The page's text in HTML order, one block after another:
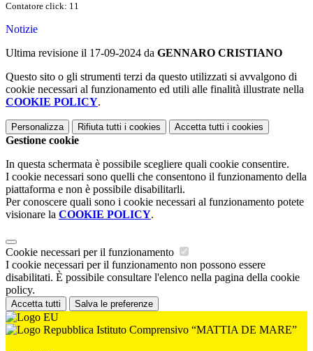
Contatore click: 11
Notizie
Ultima revisione il 17-09-2024 da GENNARO CRISTIANO
Questo sito o gli strumenti terzi da questo utilizzati si avvalgono di
cookie necessari al funzionamento ed utili alle finalità illustrate nella
COOKIE POLICY.
Personalizza Rifiuta tutti i cookies Accetta tutti i cookies
Gestione cookie
In questa schermata è possibile scegliere quali cookie consentire.
I cookie necessari sono quelli che consentono il funzionamento della
piattaforma e non è possibile disabilitarli.
Per conoscere quali sono i cookie necessari al funzionamento potete
visionare la COOKIE POLICY.
Cookie necessari per il funzionamento
I cookie necessari per il funzionamento non possono essere
disabilitati. È possibile consultare l'elenco nella pagina della cookie
policy.
Accetta tutti Salva le preferenze
Istituto Comprensivo “MATTIA DE MARE”